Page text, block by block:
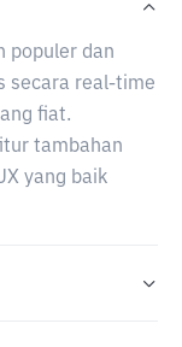
populer dan
secara real-time
fiat.
tambahan
yang baik